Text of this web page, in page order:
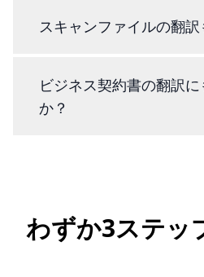
スキャンファイルの翻訳
ビジネス契約書の翻訳
か？
わずか3ステッ